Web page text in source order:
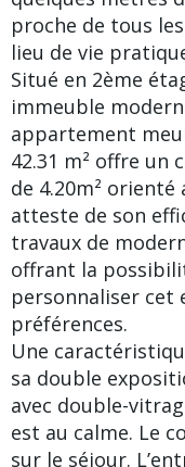
proche de tous
lieu de vie
Situé en 2ème
immeuble
appartement
42.31 m² offre un
de 4.20m² orienté
atteste de son
travaux de
offrant la
personnaliser cet
préférences.
Une
sa double
avec double-
est au calme. Le
sur le séjour.